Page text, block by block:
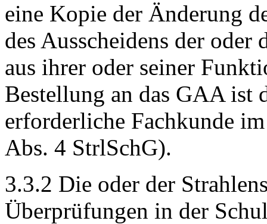
eine Kopie der Änderung
des Ausscheidens der oder
aus ihrer oder seiner
Bestellung an das GAA ist
erforderliche Fachkunde
Abs. 4 StrlSchG).
3.3.2 Die oder der
Überprüfungen in der